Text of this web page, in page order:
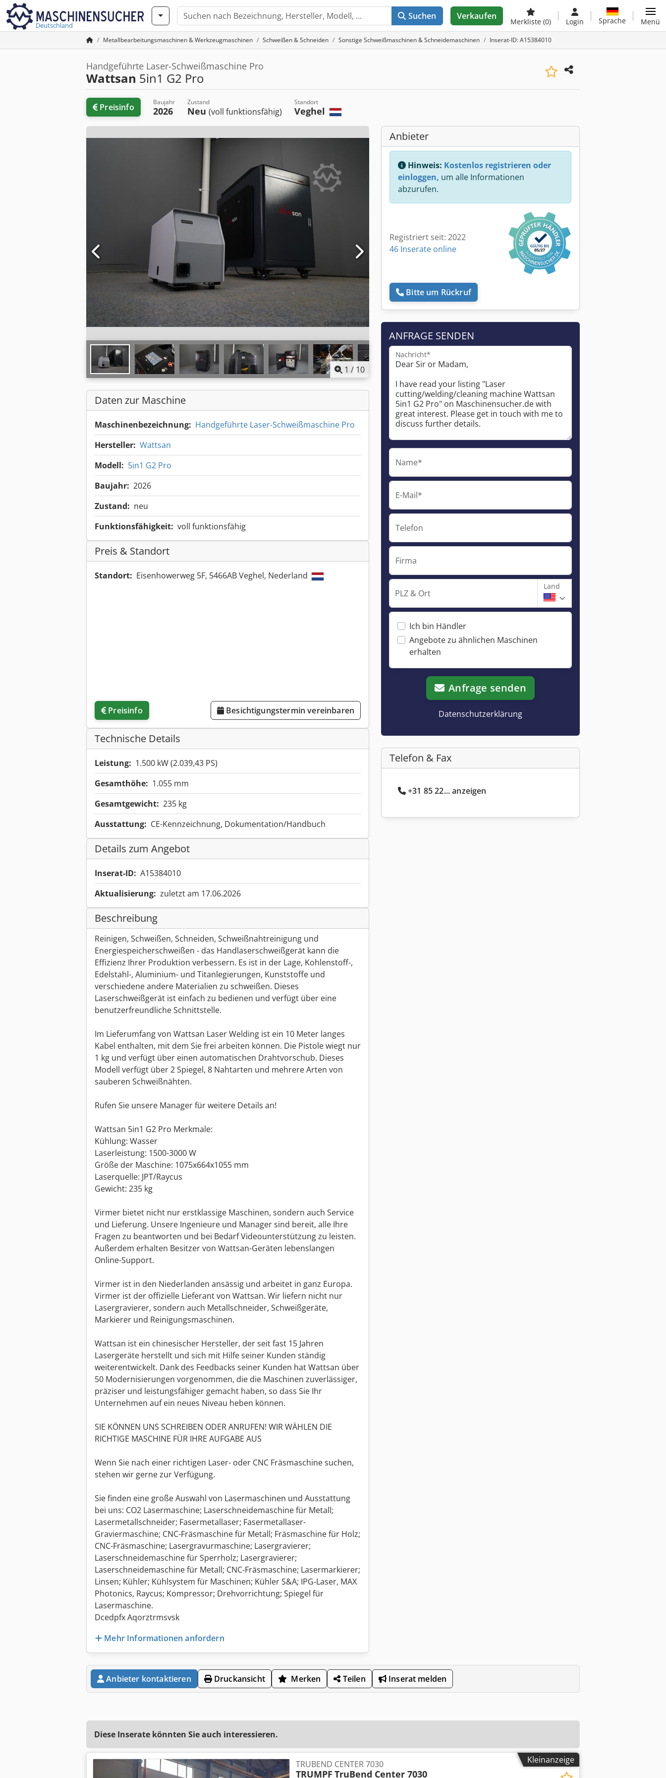
Deutschland
Suchen Verkaufen
Merkliste (0) Login Sprache Menü
Metallbearbeitungsmaschinen & Werkzeugmaschinen Schweißen & Schneiden Sonstige Schweißmaschinen & Schneidemaschinen Inserat-ID: A15384010
Handgeführte Laser-Schweißmaschine Pro
Wattsan 5in1 G2 Pro
Preisinfo Baujahr
2026
Zustand
Neu (voll funktionsfähig)
Standort
Veghel
1 / 10
Daten zur Maschine
Maschinenbezeichnung: Handgeführte Laser-Schweißmaschine Pro
Hersteller: Wattsan
Modell: 5in1 G2 Pro
Baujahr: 2026
Zustand: neu
Funktionsfähigkeit: voll funktionsfähig
Preis & Standort
Standort: Eisenhowerweg 5F, 5466AB Veghel, Nederland
Preisinfo Besichtigungstermin vereinbaren
Technische Details
Leistung: 1.500 kW (2.039,43 PS)
Gesamthöhe: 1.055 mm
Gesamtgewicht: 235 kg
Ausstattung: CE-Kennzeichnung, Dokumentation/Handbuch
Details zum Angebot
Inserat-ID: A15384010
Aktualisierung: zuletzt am 17.06.2026
Beschreibung
Reinigen, Schweißen, Schneiden, Schweißnahtreinigung und
Energiespeicherschweißen - das Handlaserschweißgerät kann die
Effizienz Ihrer Produktion verbessern. Es ist in der Lage, Kohlenstoff-,
Edelstahl-, Aluminium- und Titanlegierungen, Kunststoffe und
verschiedene andere Materialien zu schweißen. Dieses
Laserschweißgerät ist einfach zu bedienen und verfügt über eine
benutzerfreundliche Schnittstelle.
Im Lieferumfang von Wattsan Laser Welding ist ein 10 Meter langes
Kabel enthalten, mit dem Sie frei arbeiten können. Die Pistole wiegt nur
1 kg und verfügt über einen automatischen Drahtvorschub. Dieses
Modell verfügt über 2 Spiegel, 8 Nahtarten und mehrere Arten von
sauberen Schweißnähten.
Rufen Sie unsere Manager für weitere Details an!
Wattsan 5in1 G2 Pro Merkmale:
Kühlung: Wasser
Laserleistung: 1500-3000 W
Größe der Maschine: 1075x664x1055 mm
Laserquelle: JPT/Raycus
Gewicht: 235 kg
Virmer bietet nicht nur erstklassige Maschinen, sondern auch Service
und Lieferung. Unsere Ingenieure und Manager sind bereit, alle Ihre
Fragen zu beantworten und bei Bedarf Videounterstützung zu leisten.
Außerdem erhalten Besitzer von Wattsan-Geräten lebenslangen
Online-Support.
Virmer ist in den Niederlanden ansässig und arbeitet in ganz Europa.
Virmer ist der offizielle Lieferant von Wattsan. Wir liefern nicht nur
Lasergravierer, sondern auch Metallschneider, Schweißgeräte,
Markierer und Reinigungsmaschinen.
Wattsan ist ein chinesischer Hersteller, der seit fast 15 Jahren
Lasergeräte herstellt und sich mit Hilfe seiner Kunden ständig
weiterentwickelt. Dank des Feedbacks seiner Kunden hat Wattsan über
50 Modernisierungen vorgenommen, die die Maschinen zuverlässiger,
präziser und leistungsfähiger gemacht haben, so dass Sie Ihr
Unternehmen auf ein neues Niveau heben können.
SIE KÖNNEN UNS SCHREIBEN ODER ANRUFEN! WIR WÄHLEN DIE
RICHTIGE MASCHINE FÜR IHRE AUFGABE AUS
Wenn Sie nach einer richtigen Laser- oder CNC Fräsmaschine suchen,
stehen wir gerne zur Verfügung.
Sie finden eine große Auswahl von Lasermaschinen und Ausstattung
bei uns: CO2 Lasermaschine; Laserschneidemaschine für Metall;
Lasermetallschneider; Fasermetallaser; Fasermetallaser-
Graviermaschine; CNC-Fräsmaschine für Metall; Fräsmaschine für Holz;
CNC-Fräsmaschine; Lasergravurmaschine; Lasergravierer;
Laserschneidemaschine für Sperrholz; Lasergravierer;
Laserschneidemaschine für Metall; CNC-Fräsmaschine; Lasermarkierer;
Linsen; Kühler; Kühlsystem für Maschinen; Kühler S&A; IPG-Laser, MAX
Photonics, Raycus; Kompressor; Drehvorrichtung; Spiegel für
Lasermaschine.
Dcedpfx Aqorztrmsvsk
Mehr Informationen anfordern
Anbieter
Hinweis: Kostenlos registrieren oder
einloggen, um alle Informationen
abzurufen.
Registriert seit: 2022
46 Inserate online
Bitte um Rückruf
ANFRAGE SENDEN
Nachricht*
Name*
E-Mail*
Telefon
Firma
PLZ & Ort
Land
Ich bin Händler
Angebote zu ähnlichen Maschinen
erhalten
Anfrage senden
Datenschutzerklärung
Telefon & Fax
+31 85 22... anzeigen
Anbieter kontaktieren Druckansicht Merken Teilen Inserat melden
Diese Inserate könnten Sie auch interessieren.
Kleinanzeige
TRUBEND CENTER 7030
TRUMPF TruBend Center 7030